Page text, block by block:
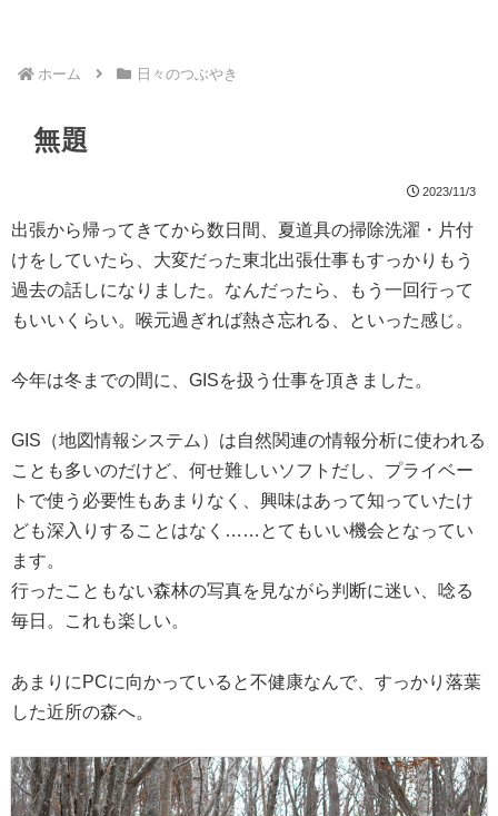
ホーム 日々のつぶやき
無題
2023/11/3
出張から帰ってきてから数日間、夏道具の掃除洗濯・片付
けをしていたら、大変だった東北出張仕事もすっかりもう
過去の話しになりました。なんだったら、もう一回行って
もいいくらい。喉元過ぎれば熱さ忘れる、といった感じ。
今年は冬までの間に、GISを扱う仕事を頂きました。
GIS（地図情報システム）は自然関連の情報分析に使われる
ことも多いのだけど、何せ難しいソフトだし、プライベー
トで使う必要性もあまりなく、興味はあって知っていたけ
ども深入りすることはなく……とてもいい機会となってい
ます。
行ったこともない森林の写真を見ながら判断に迷い、唸る
毎日。これも楽しい。
あまりにPCに向かっていると不健康なんで、すっかり落葉
した近所の森へ。